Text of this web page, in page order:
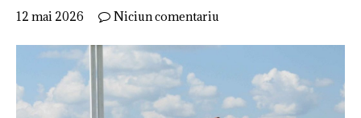
12 mai 2026 Niciun comentariu